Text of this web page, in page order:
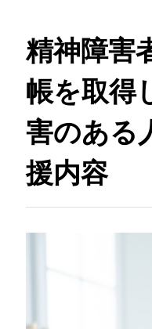
精神障害
帳を取得
害のある
援内容